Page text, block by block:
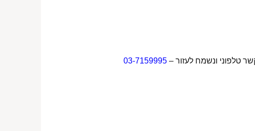
טלפוני ונשמח לעזור – 03-7159995